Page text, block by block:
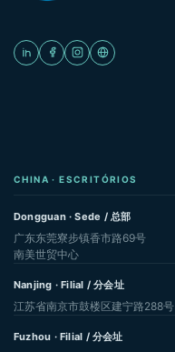
CHINA · ESCRITÓRIOS
Dongguan · Sede / 总部
广东东莞寮步镇香市路69号
南美世贸中心
Nanjing · Filial / 分会址
江苏省南京市鼓楼区建宁路288号
Fuzhou · Filial / 分会址